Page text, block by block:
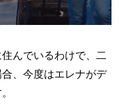
んでいるわけで、二
、今度はエレナがデ